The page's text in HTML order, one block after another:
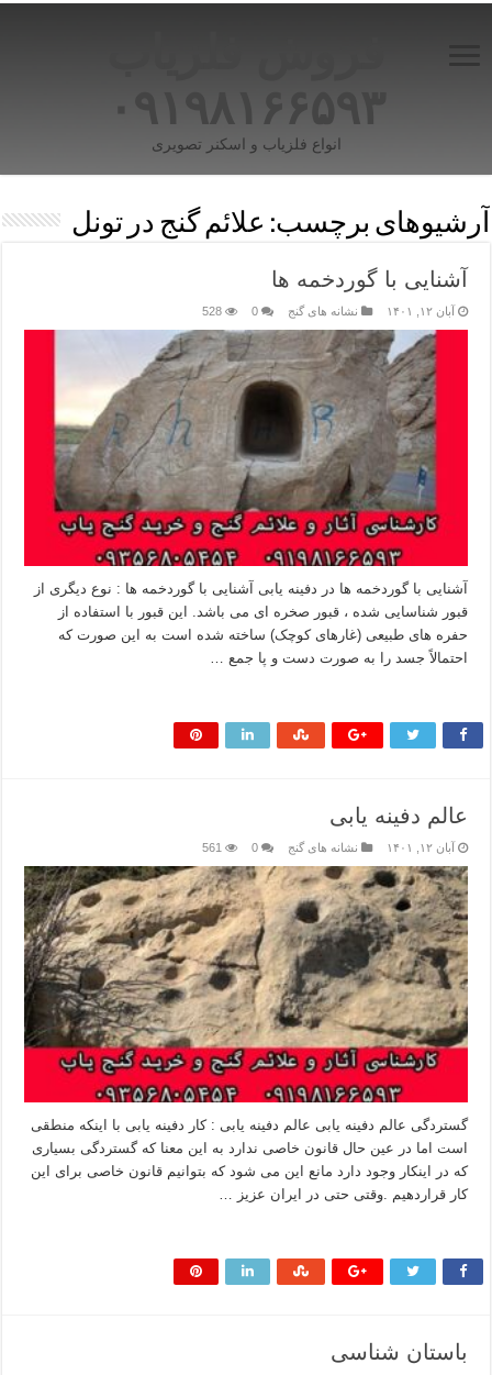
۰۹۱۹۸۱۶۶۵۹۳
انواع فلزیاب و اسکنر تصویری
آرشیوهای برچسب: علائم گنج در تونل
آشنایی با گوردخمه ها
آبان ۱۲, ۱۴۰۱ نشانه های گنج 0
528
آشنایی با گوردخمه ها در دفینه یابی آشنایی با گوردخمه ها : نوع دیگری از
قبور شناسایی شده ، قبور صخره ای می باشد. این قبور با استفاده از
حفره های طبیعی (غارهای کوچک) ساخته شده است به این صورت که
احتمالاً جسد را به صورت دست و پا جمع …
عالم دفینه یابی
آبان ۱۲, ۱۴۰۱ نشانه های گنج 0
561
گستردگی عالم دفینه یابی عالم دفینه یابی : کار دفینه یابی با اینکه منطقی
است اما در عین حال قانون خاصی ندارد به این معنا که گستردگی بسیاری
که در اینکار وجود دارد مانع این می شود که بتوانیم قانون خاصی برای این
کار قراردهیم .وقتی حتی در ایران عزیز …
باستان شناسی